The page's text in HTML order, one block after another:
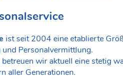
ist seit 2004 eine etablierte
Personalvermittlung.
wir aktuell eine stetig
aller Generationen.